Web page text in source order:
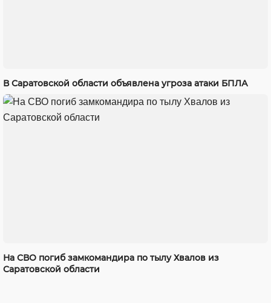
В Саратовской области объявлена угроза атаки БПЛА
На СВО погиб замкомандира по тылу Хвалов из
Саратовской области